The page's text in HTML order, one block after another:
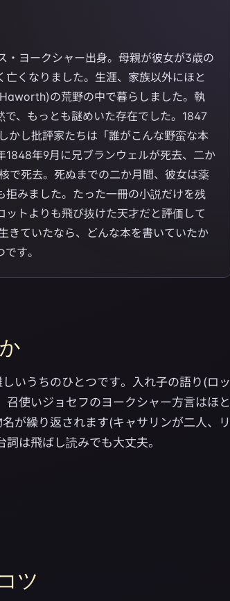
・ヨークシャー出身。母親が彼女が3歳の
くなりました。生涯、家族以外にほと
の荒野の中で暮らしました。執
、もっとも謎めいた存在でした。1847
し批評家たちは「誰がこんな野蛮な本
年9月に兄ブランウェルが死去、二か
で死去。死ぬまでの二か月間、彼女は薬
みました。たった一冊の小説だけを残
トよりも飛び抜けた天才だと評価して
きていたなら、どんな本を書いていたか
す。
いうちのひとつです。入れ子の語り(ロッ
使いジョセフのヨークシャー方言はほと
が繰り返されます(キャサリンが二人、リ
は飛ばし読みでも大丈夫。
ツ